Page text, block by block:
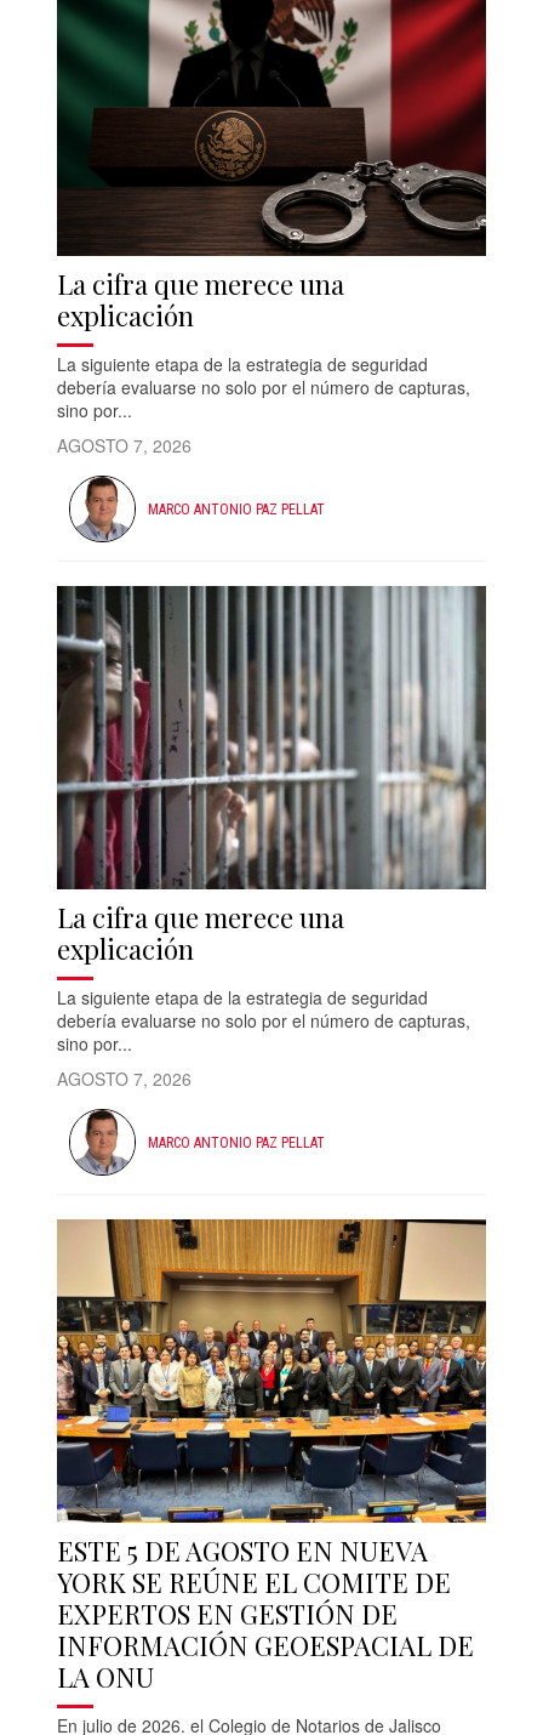
La cifra que merece una
explicación
La siguiente etapa de la estrategia de seguridad
debería evaluarse no solo por el número de capturas,
sino por...
AGOSTO 7, 2026
MARCO ANTONIO PAZ PELLAT
La cifra que merece una
explicación
La siguiente etapa de la estrategia de seguridad
debería evaluarse no solo por el número de capturas,
sino por...
AGOSTO 7, 2026
MARCO ANTONIO PAZ PELLAT
ESTE 5 DE AGOSTO EN NUEVA
YORK SE REÚNE EL COMITE DE
EXPERTOS EN GESTIÓN DE
INFORMACIÓN GEOESPACIAL DE
LA ONU
En julio de 2026. el Colegio de Notarios de Jalisco